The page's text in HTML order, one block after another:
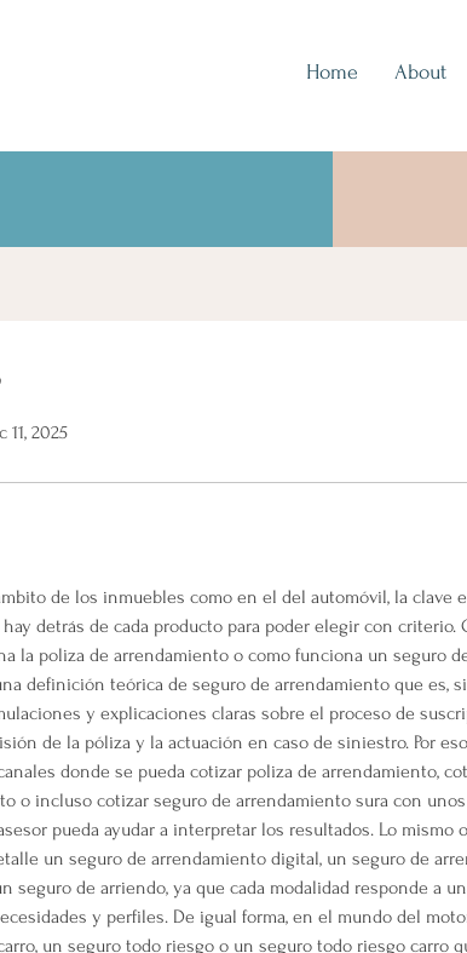
Home About
11, 2025
de los inmuebles como en el del automóvil, la clave
detrás de cada producto para poder elegir con criterio.
la poliza de arrendamiento o como funciona un seguro
definición teórica de seguro de arrendamiento que es,
y explicaciones claras sobre el proceso de
de la póliza y la actuación en caso de siniestro. Por
donde se pueda cotizar poliza de arrendamiento,
o incluso cotizar seguro de arrendamiento sura con
pueda ayudar a interpretar los resultados. Lo mismo
un seguro de arrendamiento digital, un seguro de
seguro de arriendo, ya que cada modalidad responde a
y perfiles. De igual forma, en el mundo del
un seguro todo riesgo o un seguro todo riesgo carro